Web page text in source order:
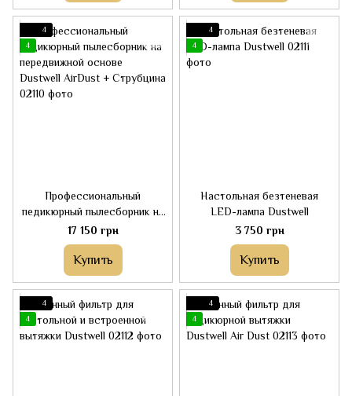
4
4
Профессиональный
педикюрный пылесборник на
передвижной основе
Dustwell AirDust + Струбцина
17 150 грн
Купить
4
4
Настольная безтеневая
LED-лампа Dustwell
3 750 грн
Купить
4
4
4
4